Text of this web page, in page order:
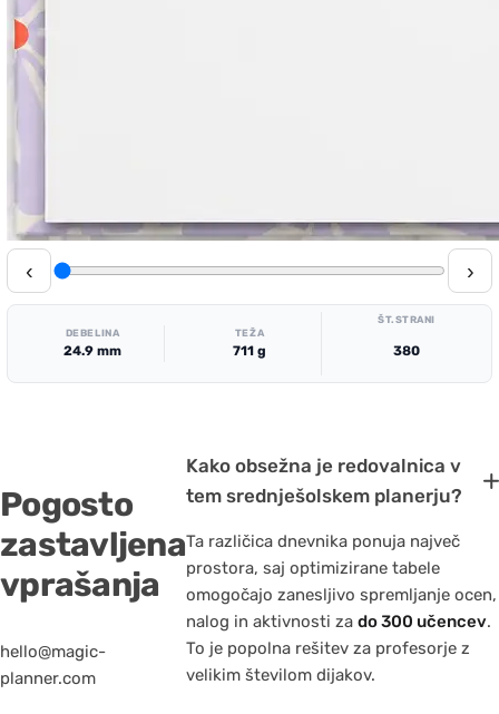
‹ ›
DEBELINA
24.9 mm
TEŽA
711 g
ŠT.STRANI
380
Pogosto
zastavljena
vprašanja
hello@magic-
planner.com
Kako obsežna je redovalnica v
tem srednješolskem planerju?
Ta različica dnevnika ponuja največ
prostora, saj optimizirane tabele
omogočajo zanesljivo spremljanje ocen,
nalog in aktivnosti za do 300 učencev.
To je popolna rešitev za profesorje z
velikim številom dijakov.